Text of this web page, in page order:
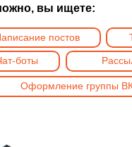
вы ищете:
постов
боты
Оформление группы